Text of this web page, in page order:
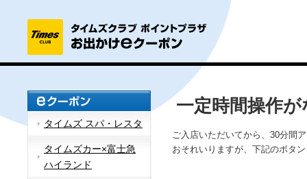
タイムズ スパ・レスタ
タイムズカー×富士急
ハイランド
一定時間操作
ご入店いただいてから、30分間
おそれいりますが、下記のボタ